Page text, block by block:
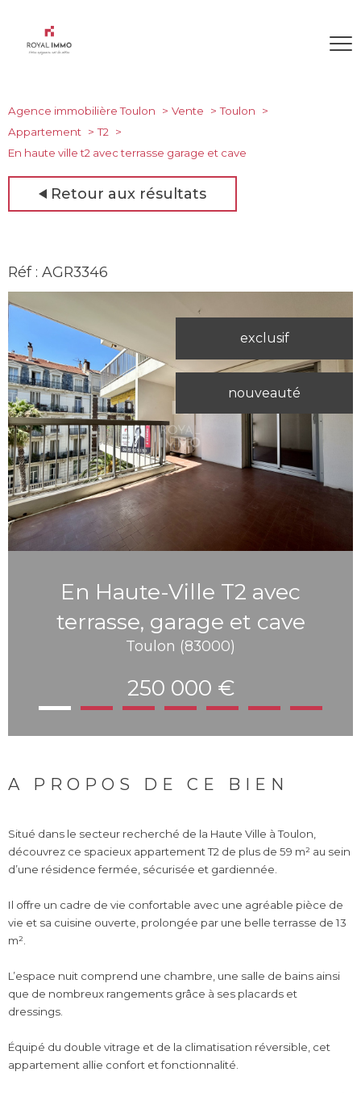
Agence immobilière Toulon Vente
Toulon
Appartement
T2
En haute ville t2 avec terrasse garage et cave
Retour aux résultats
Réf : AGR3346
exclusif
nouveauté
En Haute-Ville T2 avec
terrasse, garage et cave
Toulon (83000)
250 000 €
A PROPOS DE CE BIEN
Situé dans le secteur recherché de la Haute Ville à Toulon,
découvrez ce spacieux appartement T2 de plus de 59 m² au sein
d’une résidence fermée, sécurisée et gardiennée.
Il offre un cadre de vie confortable avec une agréable pièce de
vie et sa cuisine ouverte, prolongée par une belle terrasse de 13
m².
L’espace nuit comprend une chambre, une salle de bains ainsi
que de nombreux rangements grâce à ses placards et
dressings.
Équipé du double vitrage et de la climatisation réversible, cet
appartement allie confort et fonctionnalité.